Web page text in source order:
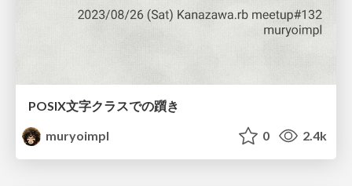
POSIX文字クラスでの躓き
muryoimpl
0 2.4k